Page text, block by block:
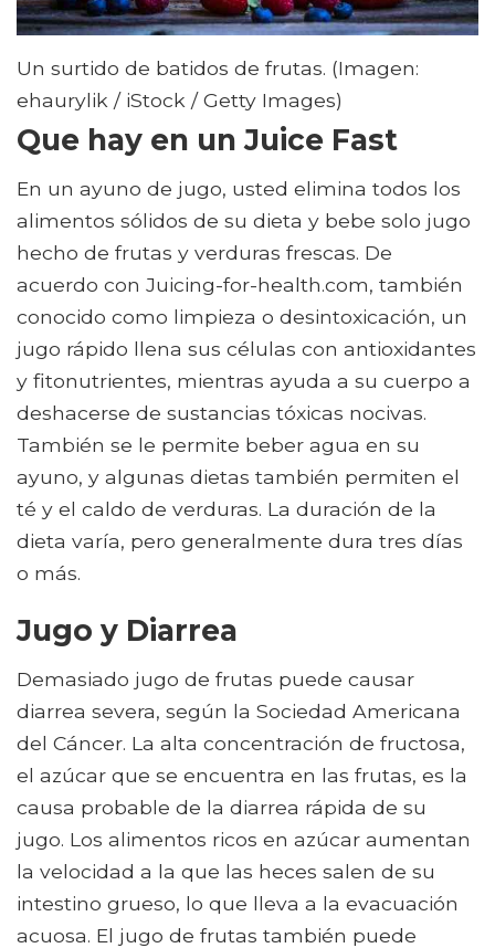
Un surtido de batidos de frutas. (Imagen:
ehaurylik / iStock / Getty Images)
Que hay en un Juice Fast
En un ayuno de jugo, usted elimina todos los
alimentos sólidos de su dieta y bebe solo jugo
hecho de frutas y verduras frescas. De
acuerdo con Juicing-for-health.com, también
conocido como limpieza o desintoxicación, un
jugo rápido llena sus células con antioxidantes
y fitonutrientes, mientras ayuda a su cuerpo a
deshacerse de sustancias tóxicas nocivas.
También se le permite beber agua en su
ayuno, y algunas dietas también permiten el
té y el caldo de verduras. La duración de la
dieta varía, pero generalmente dura tres días
o más.
Jugo y Diarrea
Demasiado jugo de frutas puede causar
diarrea severa, según la Sociedad Americana
del Cáncer. La alta concentración de fructosa,
el azúcar que se encuentra en las frutas, es la
causa probable de la diarrea rápida de su
jugo. Los alimentos ricos en azúcar aumentan
la velocidad a la que las heces salen de su
intestino grueso, lo que lleva a la evacuación
acuosa. El jugo de frutas también puede